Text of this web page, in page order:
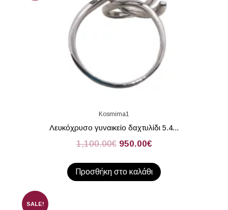
Kosmima1
Λευκόχρυσο γυναικείο δαχτυλίδι 5.4...
1,100.00€ 950.00€
Προσθήκη στο καλάθι
SALE!